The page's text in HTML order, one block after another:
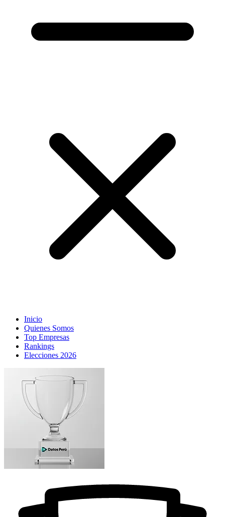
Inicio
Quienes Somos
Top Empresas
Rankings
Elecciones 2026